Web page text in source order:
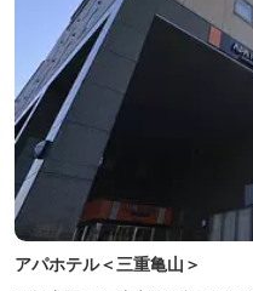
アパホテル＜三重亀山＞